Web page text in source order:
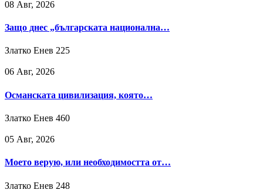
08 Авг, 2026
Защо днес „българската национална…
Златко Енев 225
06 Авг, 2026
Османската цивилизация, която…
Златко Енев 460
05 Авг, 2026
Моето верую, или необходимостта от…
Златко Енев 248